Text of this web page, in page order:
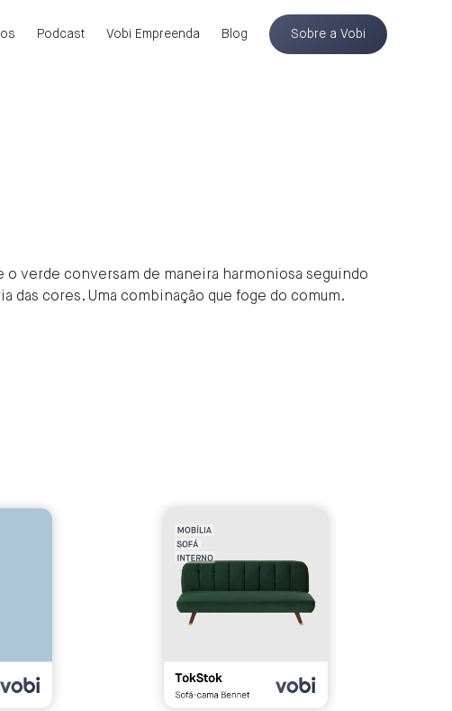
Podcast Vobi Empreenda Blog Sobre a Vobi
o verde conversam de maneira harmoniosa seguindo
das cores. Uma combinação que foge do comum.